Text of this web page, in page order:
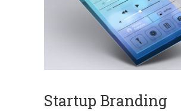
Startup Branding